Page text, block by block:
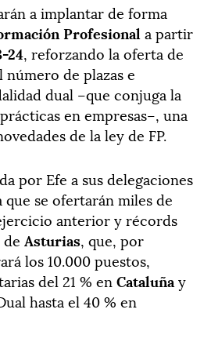
a implantar de forma
Profesional a partir
24, reforzando la oferta de
de plazas e
dual –que conjuga la
en empresas–, una
de la ley de FP.
por Efe a sus delegaciones
se ofertarán miles de
anterior y récords
Asturias, que, por
los 10.000 puestos,
del 21 % en Cataluña y
hasta el 40 % en